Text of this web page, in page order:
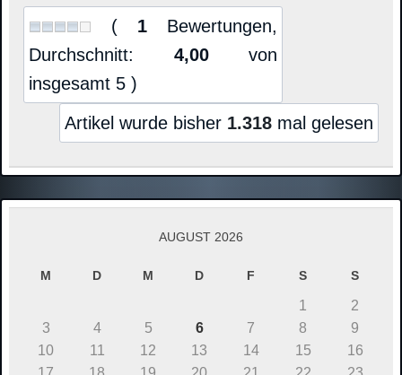
( 1 Bewertungen,
Durchschnitt: 4,00von
insgesamt 5 )
Artikel wurde bisher 1.318 mal gelesen
AUGUST 2026
M D M D F S S
1
2
3
4 5 6 7 8
9
10
11 12 13 14 15
16